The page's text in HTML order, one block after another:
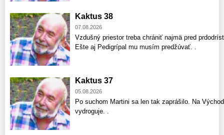
Kaktus 38
07.08.2026
Vzdušný priestor treba chrániť najmä pred
Ešte aj Pedigrípal mu musím predžúvať. .
Kaktus 37
05.08.2026
Po suchom Martini sa len tak zaprášilo. Na
vydroguje. .